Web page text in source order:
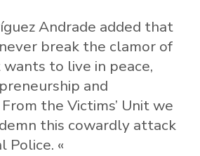
Andrade added that
break the clamor of
to live in peace,
and
the Victims’ Unit we
this cowardly attack
Police. «